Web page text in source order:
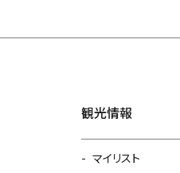
観光情報
マイリスト